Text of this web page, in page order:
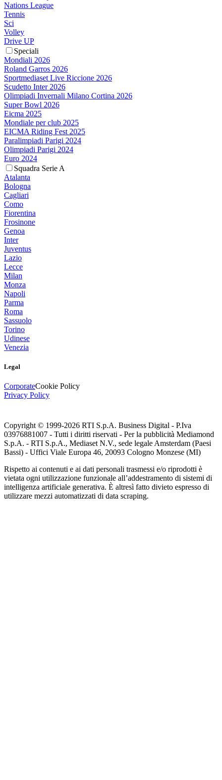
Nations League
Tennis
Sci
Volley
Drive UP
Speciali
Mondiali 2026
Roland Garros 2026
Sportmediaset Live Riccione 2026
Scudetto Inter 2026
Olimpiadi Invernali Milano Cortina 2026
Super Bowl 2026
Eicma 2025
Mondiale per club 2025
EICMA Riding Fest 2025
Paralimpiadi Parigi 2024
Olimpiadi Parigi 2024
Euro 2024
Squadra Serie A
Atalanta
Bologna
Cagliari
Como
Fiorentina
Frosinone
Genoa
Inter
Juventus
Lazio
Lecce
Milan
Monza
Napoli
Parma
Roma
Sassuolo
Torino
Udinese
Venezia
Legal
CorporateCookie Policy
Privacy Policy
Copyright © 1999-2026 RTI S.p.A. Business Digital - P.Iva
03976881007 - Tutti i diritti riservati - Per la pubblicità Mediamond
S.p.A. - RTI S.p.A., Mediaset N.V., sede legale Amsterdam (Paesi
Bassi) - Uffici Viale Europa 46, 20093 Cologno Monzese (MI)
Rispetto ai contenuti e ai dati personali trasmessi e/o riprodotti è
vietata ogni utilizzazione funzionale all’addestramento di sistemi di
intelligenza artificiale generativa. È altresì fatto divieto espresso di
utilizzare mezzi automatizzati di data scraping.